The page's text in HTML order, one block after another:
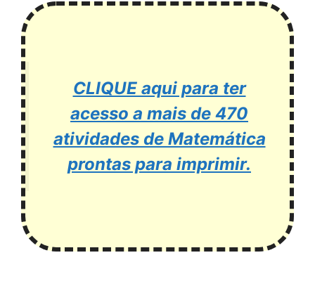
CLIQUE aqui para ter
acesso a mais de 470
atividades de Matemática
prontas para imprimir.